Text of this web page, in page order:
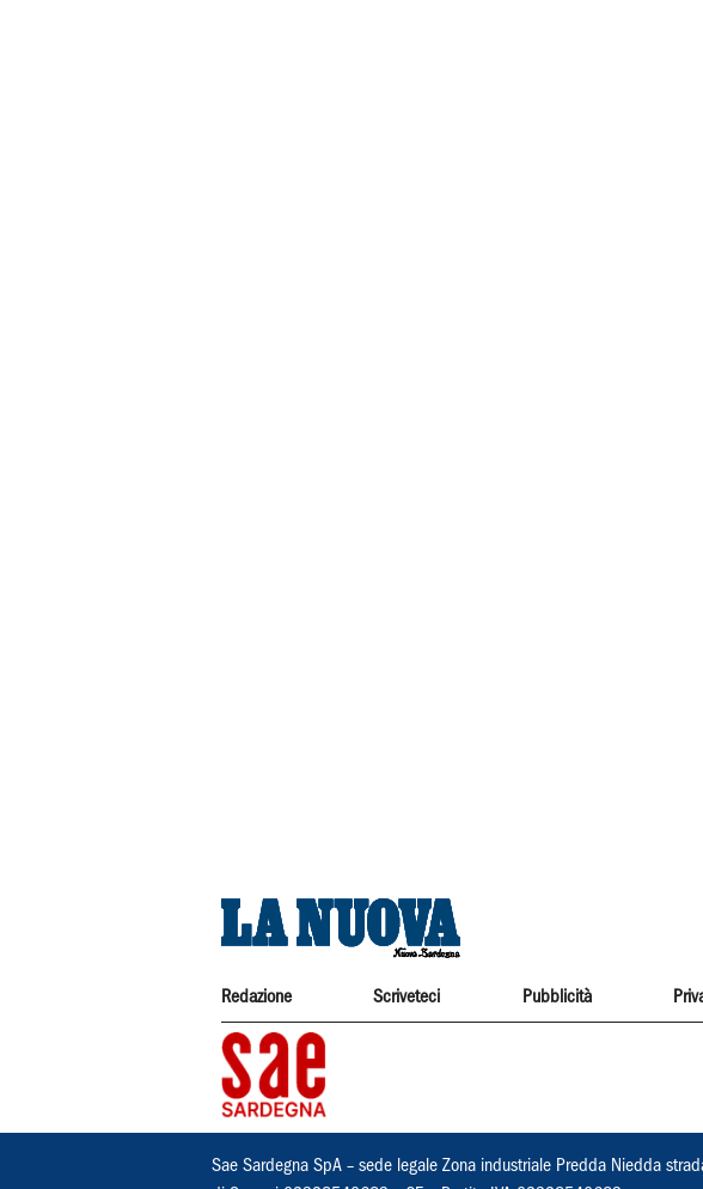
Redazione Scriveteci Pubblicità
Sae Sardegna SpA – sede legale Zona industriale Predda Niedda